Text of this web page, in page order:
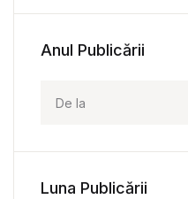
Anul Publicării
Luna Publicării